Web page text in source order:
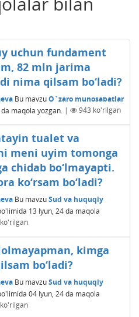
uchun fundament
82 mln jarima
nima qilsam bo‘ladi?
Bu mavzuO`zaro munosabatlar
da maqola yozgan. | 943 ko'rilgan
tualet va
meni uyim tomonga
chidab bo‘lmayapti.
ko‘rsam bo‘ladi?
Bu mavzuSud va huquqiy
13 Iyun, 24 da maqola
ko'rilgan
kimga
bo‘ladi?
Bu mavzuSud va huquqiy
04 Iyun, 24 da maqola